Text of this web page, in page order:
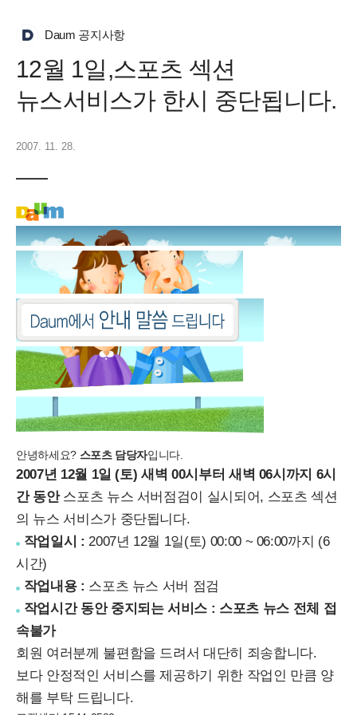
Daum 공지사항
12월 1일,스포츠 섹션
뉴스서비스가 한시 중단됩니다.
2007. 11. 28.
안녕하세요? 스포츠 담당자입니다.
2007년 12월 1일 (토) 새벽 00시부터 새벽 06시까지 6시
간 동안스포츠 뉴스 서버점검이 실시되어, 스포츠 섹션
의 뉴스 서비스가 중단됩니다.
작업일시 : 2007년 12월 1일(토) 00:00 ~ 06:00까지 (6
시간)
작업내용 : 스포츠 뉴스 서버 점검
작업시간 동안 중지되는 서비스 : 스포츠 뉴스 전체 접
속불가
회원 여러분께 불편함을 드려서 대단히 죄송합니다.
보다 안정적인 서비스를 제공하기 위한 작업인 만큼 양
해를 부탁 드립니다.